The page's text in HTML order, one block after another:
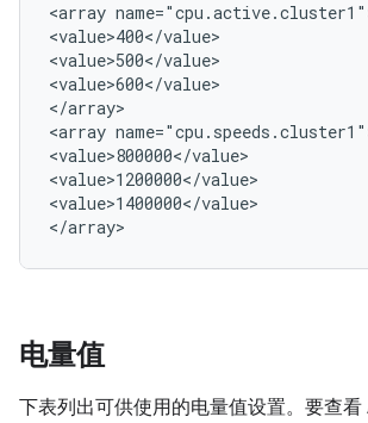
<array
<value>400</value>
<value>500</value>
<value>600</value>
</array>
<array
<value>800000</value>
<value>1200000</value>
<value>1400000</value>
电量值
下表列出可供使用的电量值设置。要查看